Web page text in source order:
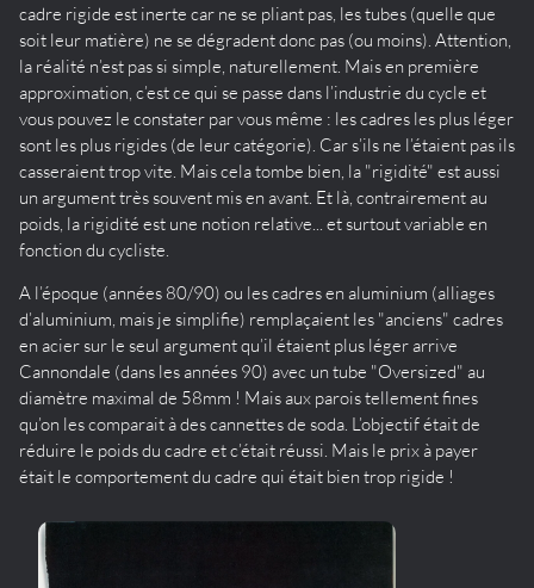
cadre rigide est inerte car ne se pliant pas, les tubes (quelle que
soit leur matière) ne se dégradent donc pas (ou moins). Attention,
la réalité n’est pas si simple, naturellement. Mais en première
approximation, c’est ce qui se passe dans l’industrie du cycle et
vous pouvez le constater par vous même : les cadres les plus léger
sont les plus rigides (de leur catégorie). Car s’ils ne l’étaient pas ils
casseraient trop vite. Mais cela tombe bien, la "rigidité" est aussi
un argument très souvent mis en avant. Et là, contrairement au
poids, la rigidité est une notion relative... et surtout variable en
fonction du cycliste.
A l’époque (années 80/90) ou les cadres en aluminium (alliages
d’aluminium, mais je simplifie) remplaçaient les "anciens" cadres
en acier sur le seul argument qu’il étaient plus léger arrive
Cannondale (dans les années 90) avec un tube "Oversized" au
diamètre maximal de 58mm ! Mais aux parois tellement fines
qu’on les comparait à des cannettes de soda. L’objectif était de
réduire le poids du cadre et c’était réussi. Mais le prix à payer
était le comportement du cadre qui était bien trop rigide !